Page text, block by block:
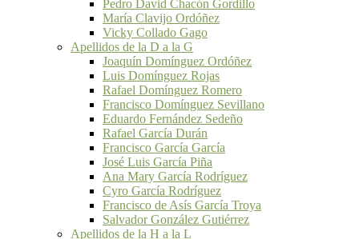
Pedro David Chacón Gordillo
María Clavijo Ordóñez
Vicky Collado Gago
Apellidos de la D a la G
Joaquín Domínguez Ordóñez
Luis Domínguez Rojas
Rafael Domínguez Romero
Francisco Domínguez Sevillano
Eduardo Fernández Sedeño
Rafael García Durán
Francisco García García
José Luis García Piña
Ana Mary García Rodríguez
Cyro García Rodríguez
Francisco de Asís García Troya
Salvador González Gutiérrez
Apellidos de la H a la L